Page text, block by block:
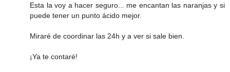
Esta la voy a hacer seguro... me encantan las naranjas y si
puede tener un punto ácido mejor.
Miraré de coordinar las 24h y a ver si sale bien.
¡Ya te contaré!